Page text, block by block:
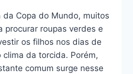
da Copa do Mundo, muitos
procurar roupas verdes e
os filhos nos dias de
clima da torcida. Porém,
comum surge nesse